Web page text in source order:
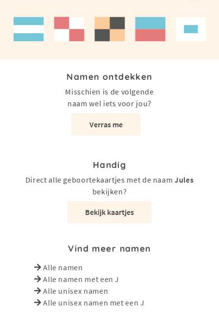
Namen ontdekken
Misschien is de volgende
naam wel iets voor jou?
Verras me
Handig
Direct alle geboortekaartjes met de naamJules
bekijken?
Bekijk kaartjes
Vind meer namen
Alle namen
Alle namen met een J
Alle unisex namen
Alle unisex namen met een J